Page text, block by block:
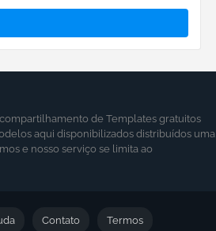
de Templates gratuitos
aqui disponibilizados distribuídos uma
e nosso serviço se limita ao
Contato Termos